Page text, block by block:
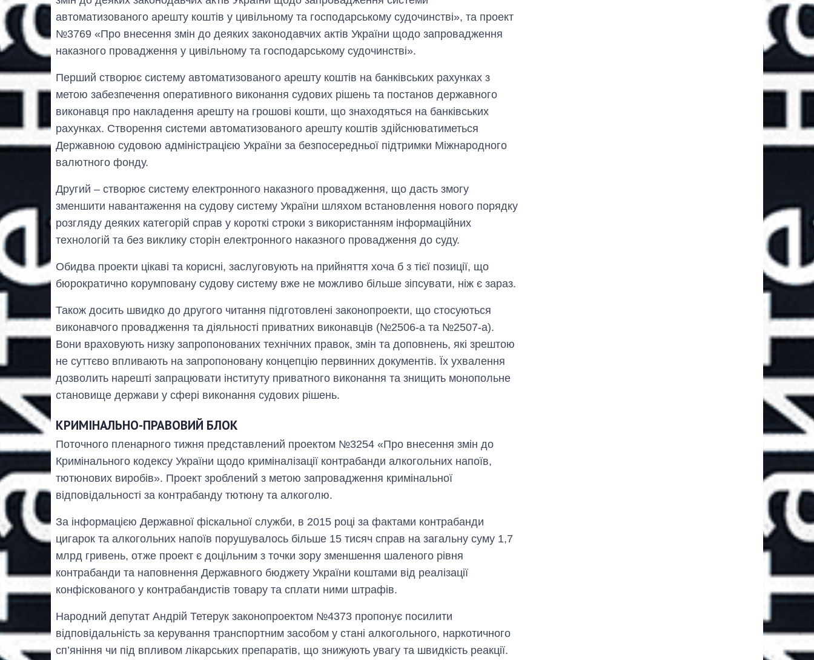
автоматизованого арешту коштів у цивільному та господарському судочинстві», та проект
№3769 «Про внесення змін до деяких законодавчих актів України щодо запровадження
наказного провадження у цивільному та господарському судочинстві».
Перший створює систему автоматизованого арешту коштів на банківських рахунках з
метою забезпечення оперативного виконання судових рішень та постанов державного
виконавця про накладення арешту на грошові кошти, що знаходяться на банківських
рахунках. Створення системи автоматизованого арешту коштів здійснюватиметься
Державною судовою адміністрацією України за безпосередньої підтримки Міжнародного
валютного фонду.
Другий – створює систему електронного наказного провадження, що дасть змогу
зменшити навантаження на судову систему України шляхом встановлення нового порядку
розгляду деяких категорій справ у короткі строки з використанням інформаційних
технологій та без виклику сторін електронного наказного провадження до суду.
Обидва проекти цікаві та корисні, заслуговують на прийняття хоча б з тієї позиції, що
бюрократично корумповану судову систему вже не можливо більше зіпсувати, ніж є зараз.
Також досить швидко до другого читання підготовлені законопроекти, що стосуються
виконавчого провадження та діяльності приватних виконавців (№2506-а та №2507-а).
Вони враховують низку запропонованих технічних правок, змін та доповнень, які зрештою
не суттєво впливають на запропоновану концепцію первинних документів. Їх ухвалення
дозволить нарешті запрацювати інституту приватного виконання та знищить монопольне
становище держави у сфері виконання судових рішень.
КРИМІНАЛЬНО-ПРАВОВИЙ БЛОК
Поточного пленарного тижня представлений проектом №3254 «Про внесення змін до
Кримінального кодексу України щодо криміналізації контрабанди алкогольних напоїв,
тютюнових виробів». Проект зроблений з метою запровадження кримінальної
відповідальності за контрабанду тютюну та алкоголю.
За інформацією Державної фіскальної служби, в 2015 році за фактами контрабанди
цигарок та алкогольних напоїв порушувалось більше 15 тисяч справ на загальну суму 1,7
млрд гривень, отже проект є доцільним з точки зору зменшення шаленого рівня
контрабанди та наповнення Державного бюджету України коштами від реалізації
конфіскованого у контрабандистів товару та сплати ними штрафів.
Народний депутат Андрій Тетерук законопроектом №4373 пропонує посилити
відповідальність за керування транспортним засобом у стані алкогольного, наркотичного
сп’яніння чи під впливом лікарських препаратів, що знижують увагу та швидкість реакції.